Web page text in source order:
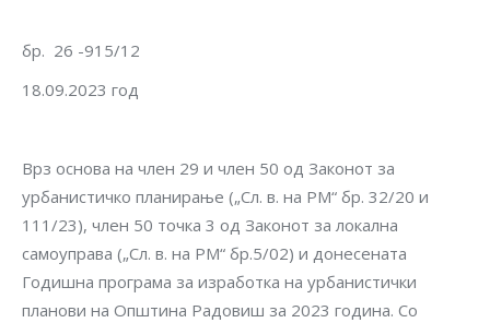
бр. 26 -915/12
18.09.2023 год
Врз основа на член 29 и член 50 од Законот за
урбанистичко планирање („Сл. в. на РМ“ бр. 32/20 и
111/23), член 50 точка 3 од Законот за локална
самоуправа („Сл. в. на РМ“ бр.5/02) и донесената
Годишна програма за изработка на урбанистички
планови на Општина Радовиш за 2023 година. Со